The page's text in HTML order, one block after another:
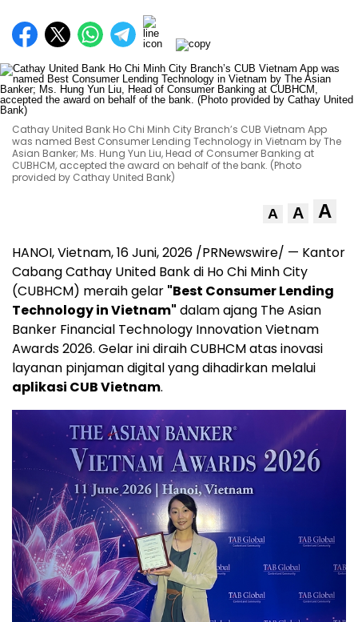
Cathay United Bank Ho Chi Minh City Branch’s CUB Vietnam App
was named Best Consumer Lending Technology in Vietnam by The
Asian Banker; Ms. Hung Yun Liu, Head of Consumer Banking at
CUBHCM, accepted the award on behalf of the bank. (Photo
provided by Cathay United Bank)
A A A
HANOI, Vietnam,16 Juni, 2026 /PRNewswire/ — Kantor
Cabang Cathay United Bank di Ho Chi Minh City
(CUBHCM) meraih gelar "Best Consumer Lending
Technology in Vietnam" dalam ajang The Asian
Banker Financial Technology Innovation Vietnam
Awards 2026. Gelar ini diraih CUBHCM atas inovasi
layanan pinjaman digital yang dihadirkan melalui
aplikasi CUB Vietnam.